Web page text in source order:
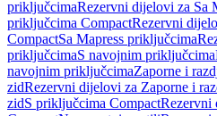
priključcimaRezervni dijelovi za Sa
priključcima CompactRezervni
CompactSa Mapress priključcima
priključcimaS navojnim priključcima
navojnim priključcimaZaporne i
zidRezervni dijelovi za Zaporne i
zidS priključcima CompactRezervni